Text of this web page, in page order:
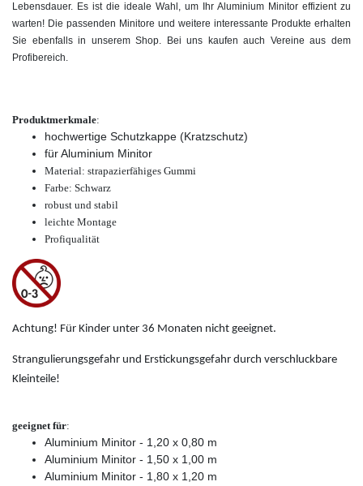
Lebensdauer. Es ist die ideale Wahl, um Ihr Aluminium Minitor effizient zu
warten! Die passenden Minitore und weitere interessante Produkte erhalten
Sie ebenfalls in unserem Shop. Bei uns kaufen auch Vereine aus dem
Profibereich.
Produktmerkmale:
hochwertige Schutzkappe (Kratzschutz)
für Aluminium Minitor
Material: strapazierfähiges Gummi
Farbe: Schwarz
robust und stabil
leichte Montage
Profiqualität
Achtung! Für Kinder unter 36 Monaten nicht geeignet.
Strangulierungsgefahr und Erstickungsgefahr durch verschluckbare
Kleinteile!
geeignet für:
Aluminium Minitor - 1,20 x 0,80 m
Aluminium Minitor - 1,50 x 1,00 m
Aluminium Minitor - 1,80 x 1,20 m